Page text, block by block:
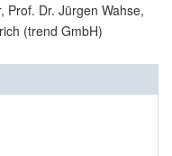
Prof. Dr. Jürgen Wahse,
(trend GmbH)